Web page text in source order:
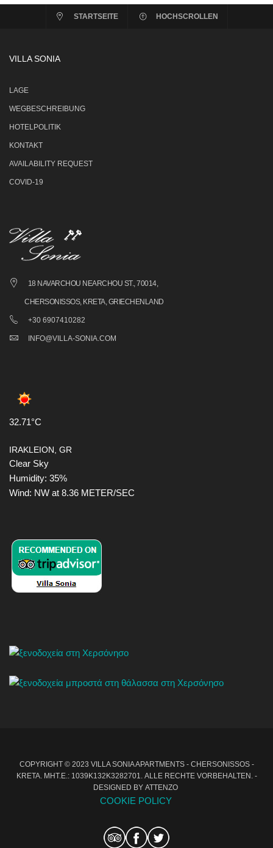
STARTSEITE HOCHSCROLLEN
VILLA SONIA
LAGE
WEGBESCHREIBUNG
HOTELPOLITIK
KONTAKT
AVAILABILITY REQUEST
COVID-19
18 NAVARCHOU NEARCHOU ST., 70014,
CHERSONISSOS, KRETA, GRIECHENLAND
+30 6907410282
INFO@VILLA-SONIA.COM
32.71°C
IRAKLEION, GR
Clear Sky
Humidity: 35%
Wind: NW at 8.36 METER/SEC
COPYRIGHT © 2023 VILLA SONIA APARTMENTS - CHERSONISSOS -
KRETA. MHT.E.: 1039Κ132Κ3282701. ALLE RECHTE VORBEHALTEN. -
DESIGNED BY ATTENZO
COOKIE POLICY